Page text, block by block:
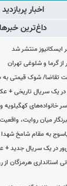
اخبار پربازدید
داغ‌ترین خبرها
منتشر شد
تقاضا/ شوک قیمتی
در یک سریال تاریخی +
کهگیلویه و
میان روایت،
به مقام شامخ شهدا
در یک سریال جدید
استانداری هرمزگان